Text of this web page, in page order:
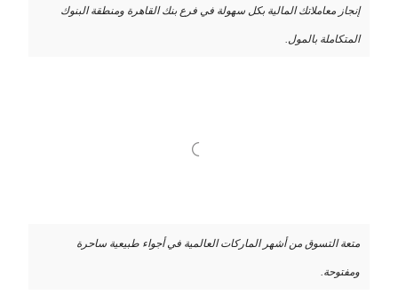
إنجاز معاملاتك المالية بكل سهولة في فرع بنك القاهرة ومنطقة البنوك
المتكاملة بالمول.
متعة التسوق من أشهر الماركات العالمية في أجواء طبيعية ساحرة
ومفتوحة.